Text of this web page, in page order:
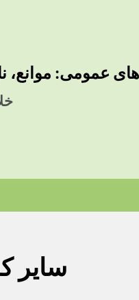
عمومی: موانع،
سایر